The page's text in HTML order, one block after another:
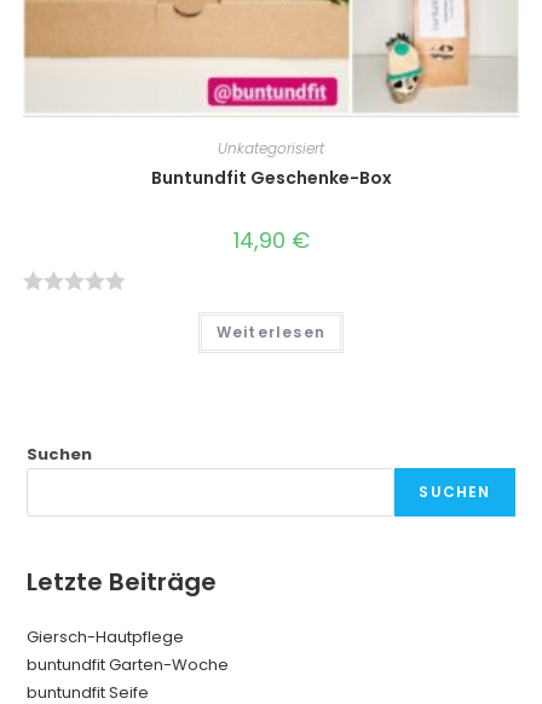
Unkategorisiert
Buntundfit Geschenke-Box
14,90 €
0
v
Weiterlesen
Suchen
SUCHEN
Letzte Beiträge
Giersch-Hautpflege
buntundfit Garten-Woche
buntundfit Seife